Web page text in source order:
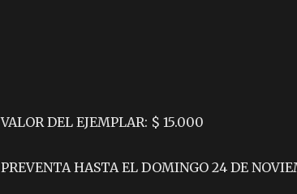
VALOR DEL EJEMPLAR: $ 15.000
PREVENTA HASTA EL DOMINGO 24 DE